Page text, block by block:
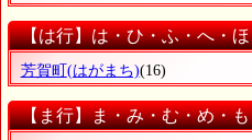
【は行】は・ひ・ふ・へ・ほ
芳賀町(はがまち)(16)
【ま行】ま・み・む・め・も